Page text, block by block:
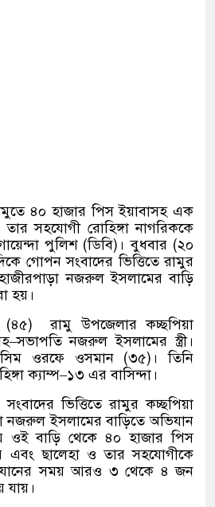
৪০ হাজার পিস ইয়াবাসহ এক
তার সহযোগী রোহিঙ্গা নাগরিককে
পুলিশ(ডিবি) ।বুধবার(২০
গোপন সংবাদের ভিত্তিতে রামুর
নজরুল ইসলামের বাড়ি
হয়।
৪৫)রামু উপজেলার কচ্ছপিয়া
–সভাপতি নজরুল ইসলামের স্ত্রী।
ওরফে ওসমান(৩৫) ।
তিনি
ক্যাম্প–১৩ এর বাসিন্দা।
ভিত্তিতে রামুর কচ্ছপিয়া
নজরুল ইসলামের বাড়িতে অভিযান
বাড়ি থেকে ৪০ হাজার পিস
এবং ছালেহা ও তার সহযোগীকে
সময় আরও ৩ থেকে ৪ জন
যায়।